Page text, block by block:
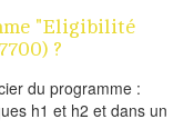
"Eligibilité
?
du programme :
h1 et h2 et dans un